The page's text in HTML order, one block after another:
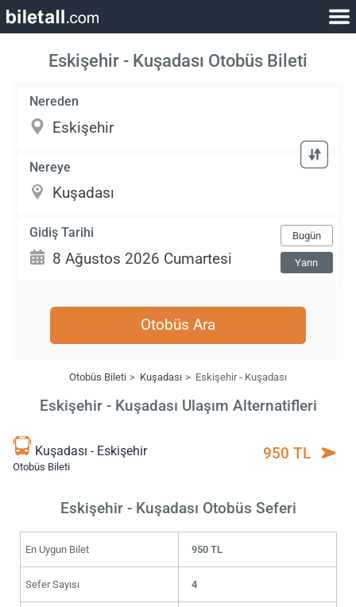
Eskişehir - Kuşadası Otobüs Bileti
Nereden
Nereye
Gidiş Tarihi Bugün
Yarın
Otobüs Ara
Otobüs Bileti Kuşadası Eskişehir - Kuşadası
Eskişehir - Kuşadası Ulaşım Alternatifleri
Kuşadası - Eskişehir
Otobüs Bileti
950 TL
Eskişehir - Kuşadası Otobüs Seferi
En Uygun Bilet 950 TL
Sefer Sayısı 4